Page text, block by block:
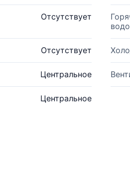
Отсутствует
Отсутствует
Центральное
Центральное